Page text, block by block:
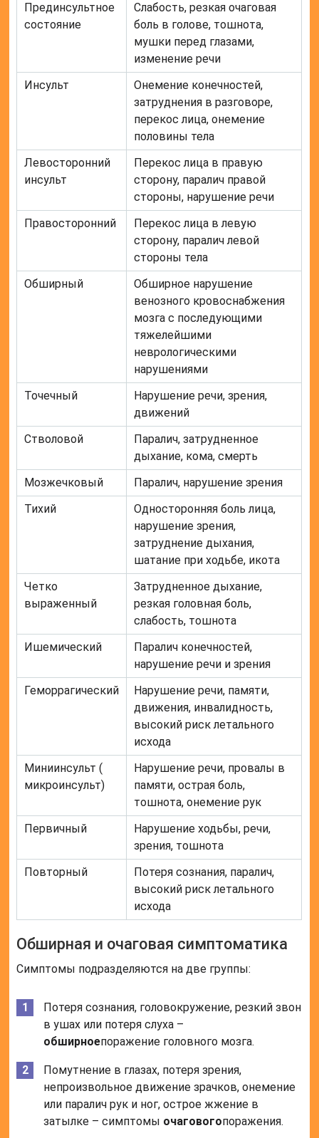
Прединсультное
состояние
Слабость, резкая очаговая
боль в голове, тошнота,
мушки перед глазами,
изменение речи
Инсульт
Онемение конечностей,
затруднения в разговоре,
перекос лица, онемение
половины тела
Левосторонний
инсульт
Перекос лица в правую
сторону, паралич правой
стороны, нарушение речи
Правосторонний
Перекос лица в левую
сторону, паралич левой
стороны тела
Обширный
Обширное нарушение
венозного кровоснабжения
мозга с последующими
тяжелейшими
неврологическими
нарушениями
Точечный
Нарушение речи, зрения,
движений
Стволовой
Паралич, затрудненное
дыхание, кома, смерть
Мозжечковый
Паралич, нарушение зрения
Тихий
Односторонняя боль лица,
нарушение зрения,
затруднение дыхания,
шатание при ходьбе, икота
Четко
выраженный
Затрудненное дыхание,
резкая головная боль,
слабость, тошнота
Ишемический
Паралич конечностей,
нарушение речи и зрения
Геморрагический
Нарушение речи, памяти,
движения, инвалидность,
высокий риск летального
исхода
Миниинсульт (
микроинсульт)
Нарушение речи, провалы в
памяти, острая боль,
тошнота, онемение рук
Первичный
Нарушение ходьбы, речи,
зрения, тошнота
Повторный
Потеря сознания, паралич,
высокий риск летального
исхода
Обширная и очаговая симптоматика
Симптомы подразделяются на две группы:
Потеря сознания, головокружение, резкий звон
в ушах или потеря слуха –
обширноепоражение головного мозга.
Помутнение в глазах, потеря зрения,
непроизвольное движение зрачков, онемение
или паралич рук и ног, острое жжение в
затылке – симптомы очаговогопоражения.